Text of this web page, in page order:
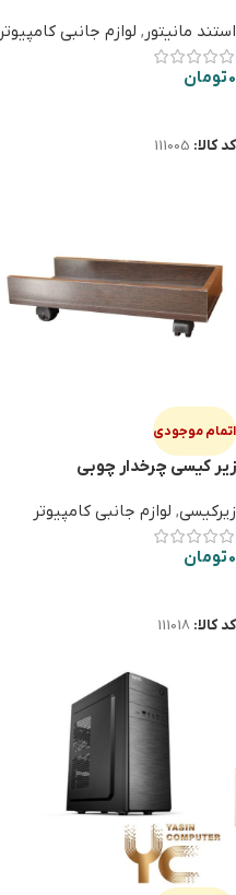
استند مانیتور , لوازم جانبی کامپیوتر
0تومان
کد کالا: 111005
اتمام موجودی
زیر کیسی چرخدار چوبی
زیرکیسی, لوازم جانبی کامپیوتر
0تومان
کد کالا: 111018